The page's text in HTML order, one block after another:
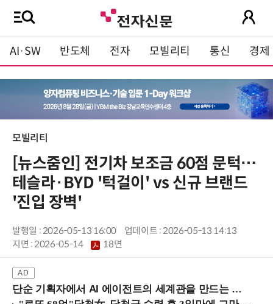
AI·SW 반도체 전자 모빌리티 통신 경제
모빌리티
[뉴스줌인] 전기차 보조금 60점 문턱…
테슬라·BYD '턱걸이' vs 신규 브랜드
'진입 장벽'
발행일 : 2026-05-13 16:00
업데이트 : 2026-05-13 14:13
지면 :2026-05-14 18면
단순 기획자에서 AI 에이전트의 세계관을 만드는 지식 설계자로.. (8/20 강남역)